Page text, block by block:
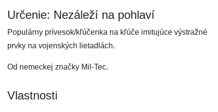
Určenie: Nezáleží na pohlaví
Populárny prívesok/kľúčenka na kľúče imitujúce výstražné
prvky na vojenských lietadlách.
Od nemeckej značky Mil-Tec.
Vlastnosti